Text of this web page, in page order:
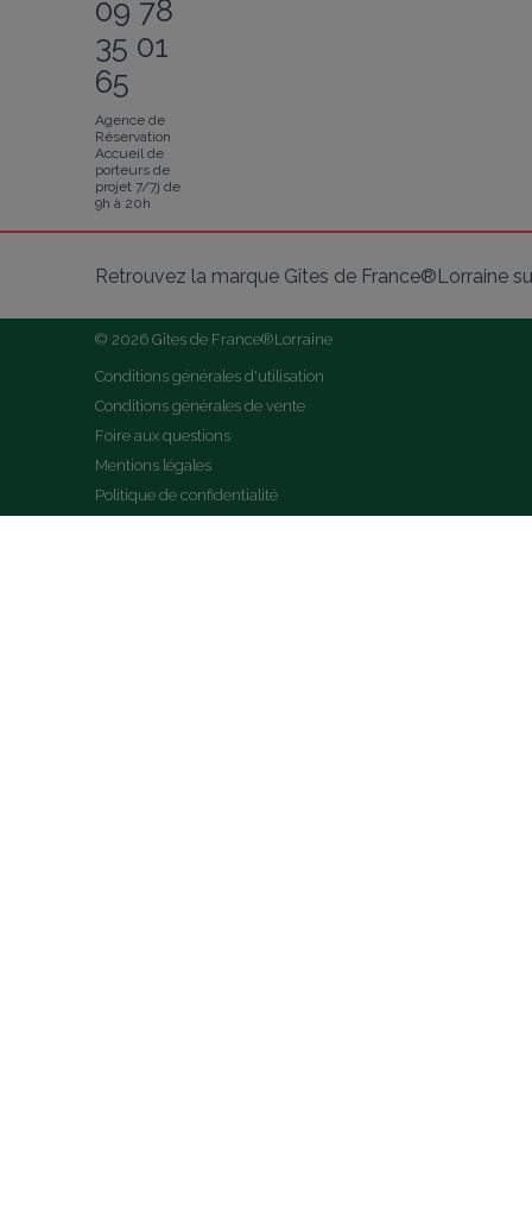
09 78
35 01
65
Agence de
Réservation
Accueil de
porteurs de
projet 7/7j de
9h à 20h
Retrouvez la marque Gîtes de France®Lorraine
© 2026 Gîtes de France®Lorraine
Conditions générales d'utilisation
Conditions générales de vente
Foire aux questions
Mentions légales
Politique de confidentialité